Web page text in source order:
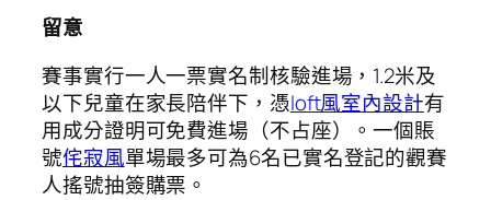
留意
賽事實行一人一票實名制核驗進場，1.2米及
以下兒童在家長陪伴下，憑loft風室內設計有
用成分證明可免費進場（不占座）。一個賬
號侘寂風單場最多可為6名已實名登記的觀賽
人搖號抽簽購票。